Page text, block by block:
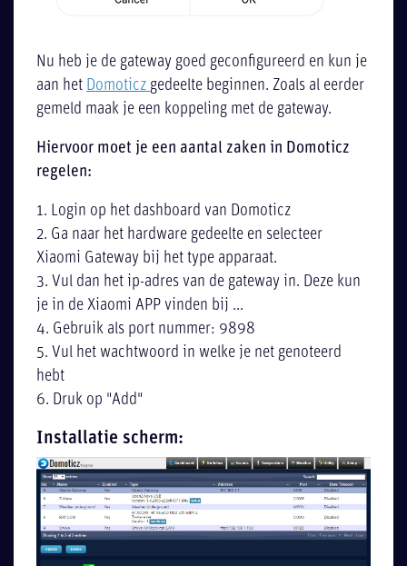
Nu heb je de gateway goed geconfigureerd en kun je
aan het Domoticz gedeelte beginnen. Zoals al eerder
gemeld maak je een koppeling met de gateway.
Hiervoor moet je een aantal zaken in Domoticz
regelen:
1. Login op het dashboard van Domoticz
2. Ga naar het hardware gedeelte en selecteer
Xiaomi Gateway bij het type apparaat.
3. Vul dan het ip-adres van de gateway in. Deze kun
je in de Xiaomi APP vinden bij ...
4. Gebruik als port nummer: 9898
5. Vul het wachtwoord in welke je net genoteerd
hebt
6. Druk op "Add"
Installatie scherm: